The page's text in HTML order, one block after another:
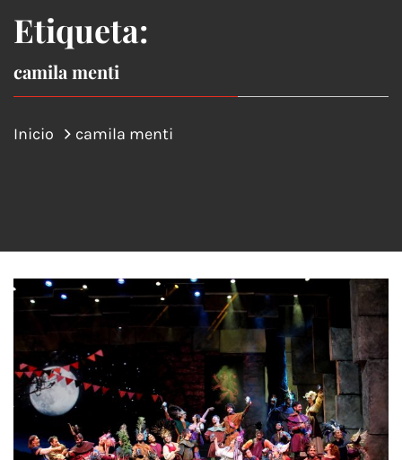
Etiqueta:
camila menti
Inicio camila menti